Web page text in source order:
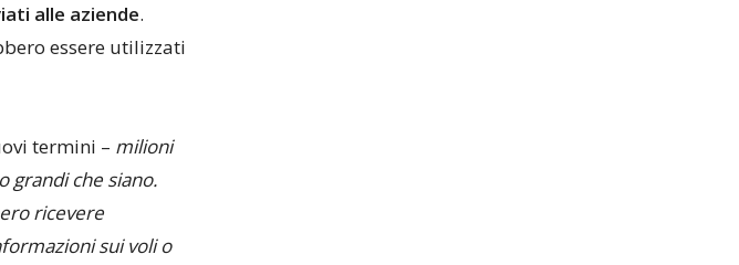
alle aziende.
essere utilizzati
termini – milioni
grandi che siano.
ricevere
sui voli o